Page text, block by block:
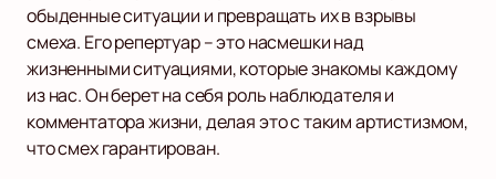
обыденные ситуации и превращать их в взрывы
смеха. Его репертуар – это насмешки над
жизненными ситуациями, которые знакомы каждому
из нас. Он берет на себя роль наблюдателя и
комментатора жизни, делая это с таким артистизмом,
что смех гарантирован.